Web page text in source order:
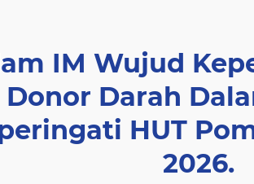
IM Wujud
Donor Darah
HUT
2026.